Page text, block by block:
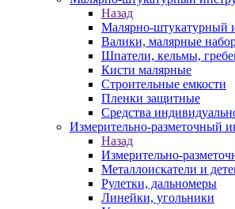
Назад
Малярно-штукатурный
Валики, малярные
Шпатели, кельмы,
Кисти малярные
Строительные емкости
Пленки защитные
Средства
Измерительно-разметочный
Назад
Измерительно-
Металлоискатели и
Рулетки, дальномеры
Линейки, угольники